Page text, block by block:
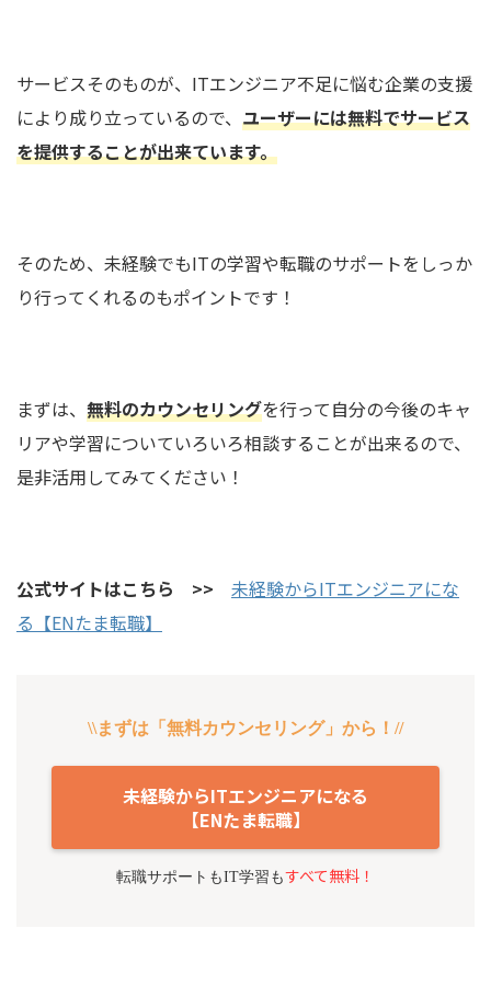
サービスそのものが、ITエンジニア不足に悩む企業の支援
により成り立っているので、 ユーザーには無料でサービス
を提供することが出来ています。
そのため、未経験でもITの学習や転職のサポートをしっか
り行ってくれるのもポイントです！
まずは、 無料のカウンセリングを行って自分の今後のキャ
リアや学習についていろいろ相談することが出来るので、
是非活用してみてください！
公式サイトはこちら >>
未経験からITエンジニアにな
る【ENたま転職】
\\まずは「無料カウンセリング」から！//
未経験からITエンジニアになる
【ENたま転職】
転職サポートもIT学習もすべて無料！